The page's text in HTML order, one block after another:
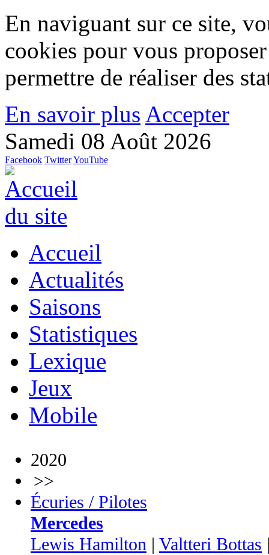
En naviguant sur ce site,
cookies pour vous
permettre de réaliser des
En savoir plus Accepter
Samedi 08 Août 2026
Facebook TwitterYouTube
Accueil
Actualités
Saisons
Statistiques
Lexique
Jeux
Mobile
2020
>>
Écuries / Pilotes
Mercedes
Lewis Hamilton | Valtteri Bottas